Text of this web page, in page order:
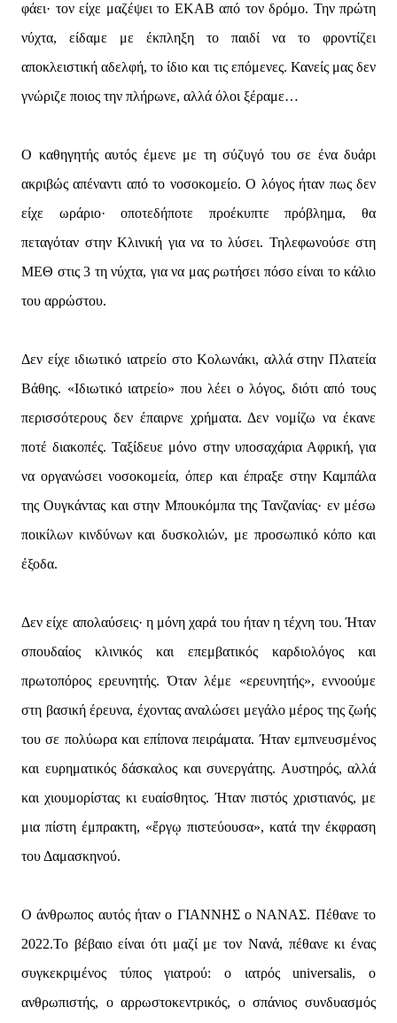
φάει· τον είχε μαζέψει το ΕΚΑΒ από τον δρόμο. Την πρώτη
νύχτα, είδαμε με έκπληξη το παιδί να το φροντίζει
αποκλειστική αδελφή, το ίδιο και τις επόμενες. Κανείς μας δεν
γνώριζε ποιος την πλήρωνε, αλλά όλοι ξέραμε…
Ο καθηγητής αυτός έμενε με τη σύζυγό του σε ένα δυάρι
ακριβώς απέναντι από το νοσοκομείο. Ο λόγος ήταν πως δεν
είχε ωράριο· οποτεδήποτε προέκυπτε πρόβλημα, θα
πεταγόταν στην Κλινική για να το λύσει. Τηλεφωνούσε στη
ΜΕΘ στις 3 τη νύχτα, για να μας ρωτήσει πόσο είναι το κάλιο
του αρρώστου.
Δεν είχε ιδιωτικό ιατρείο στο Κολωνάκι, αλλά στην Πλατεία
Βάθης. «Ιδιωτικό ιατρείο» που λέει ο λόγος, διότι από τους
περισσότερους δεν έπαιρνε χρήματα. Δεν νομίζω να έκανε
ποτέ διακοπές. Ταξίδευε μόνο στην υποσαχάρια Αφρική, για
να οργανώσει νοσοκομεία, όπερ και έπραξε στην Καμπάλα
της Ουγκάντας και στην Μπουκόμπα της Τανζανίας· εν μέσω
ποικίλων κινδύνων και δυσκολιών, με προσωπικό κόπο και
έξοδα.
Δεν είχε απολαύσεις· η μόνη χαρά του ήταν η τέχνη του. Ήταν
σπουδαίος κλινικός και επεμβατικός καρδιολόγος και
πρωτοπόρος ερευνητής. Όταν λέμε «ερευνητής», εννοούμε
στη βασική έρευνα, έχοντας αναλώσει μεγάλο μέρος της ζωής
του σε πολύωρα και επίπονα πειράματα. Ήταν εμπνευσμένος
και ευρηματικός δάσκαλος και συνεργάτης. Αυστηρός, αλλά
και χιουμορίστας κι ευαίσθητος. Ήταν πιστός χριστιανός, με
μια πίστη έμπρακτη, «ἔργῳ πιστεύουσα», κατά την έκφραση
του Δαμασκηνού.
Ο άνθρωπος αυτός ήταν ο ΓΙΑΝΝΗΣ ο ΝΑΝΑΣ. Πέθανε το
2022.Το βέβαιο είναι ότι μαζί με τον Νανά, πέθανε κι ένας
συγκεκριμένος τύπος γιατρού: ο ιατρός universalis, ο
ανθρωπιστής, ο αρρωστοκεντρικός, ο σπάνιος συνδυασμός